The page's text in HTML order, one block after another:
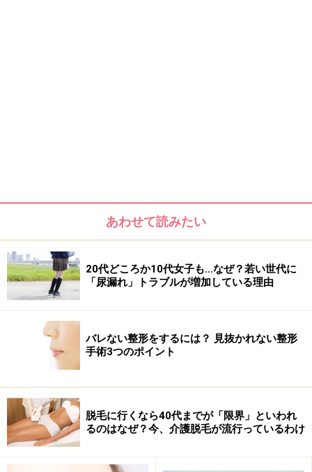
アンダーヘアの脱毛│I&Oラインは無毛、Vラインは幅を
狭める人が大多数
初回～3回まではVラインも全取り。その理由は？
アンダーヘアは他のパーツより時間がかかる
あわせて読みたい
20代どころか10代女子も…なぜ？若い世代に
「尿漏れ」トラブルが増加している理由
バレない整形をするには？ 見抜かれない整形
手術3つのポイント
脱毛に行くなら40代までが「限界」といわれ
るのはなぜ？今、介護脱毛が流行っているわけ